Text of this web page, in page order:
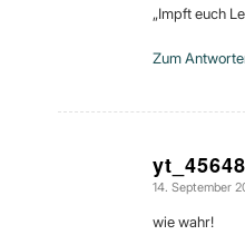
„Impft euch
Zum
sagte:
14. September
wie wahr!